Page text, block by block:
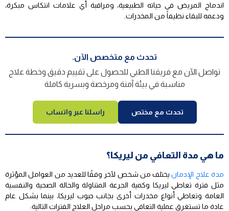
اندماج المريض في حياته الطبيعية، ومراقبة أي علامات انتكاس مبكرة،
ودعمه للبقاء نظيفاً من المخدرات.
تحدث مع متخصص الآن.
تواصل الآن مع فريقنا الطبي للحصول على تقييم دقيق وخطة علاج
مناسبة في بيئة آمنة ومرخصة وبسرية كاملة
تحدث مع مختص راسلنا عبر واتساب
ما هي مدة التعافي من ليريكا؟
مدة علاج الإدمانيختلف من شخص لآخر وفقًا للعديد من العوامل المؤثرة
مثل فترة تعاطي ليريكا وكمية الجرعة المتناولة والحالة الصحية والنفسية
العامة وتعاطي أنواع مخدرات أخرى بجانب حبوب ليريكا، بينما بشكل عام
عادة ما تستغرق عملية التعافي بحسب مراحل العلاج الفترات التالية: